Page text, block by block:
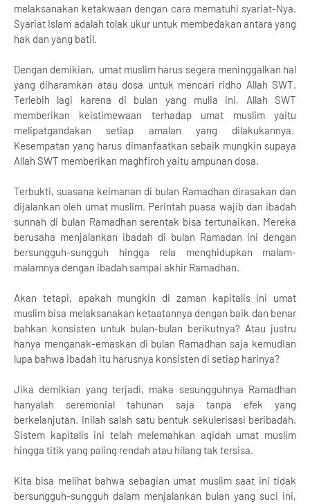
melaksanakan ketakwaan dengan cara mematuhi syariat-Nya.
Syariat Islam adalah tolak ukur untuk membedakan antara yang
hak dan yang batil.
Dengan demikian, umat muslim harus segera meninggalkan hal
yang diharamkan atau dosa untuk mencari ridho Allah SWT.
Terlebih lagi karena di bulan yang mulia ini, Allah SWT
memberikan keistimewaan terhadap umat muslim yaitu
melipatgandakan setiap amalan yang dilakukannya.
Kesempatan yang harus dimanfaatkan sebaik mungkin supaya
Allah SWT memberikan maghfiroh yaitu ampunan dosa.
Terbukti, suasana keimanan di bulan Ramadhan dirasakan dan
dijalankan oleh umat muslim. Perintah puasa wajib dan ibadah
sunnah di bulan Ramadhan serentak bisa tertunaikan. Mereka
berusaha menjalankan ibadah di bulan Ramadan ini dengan
bersungguh-sungguh hingga rela menghidupkan malam-
malamnya dengan ibadah sampai akhir Ramadhan.
Akan tetapi, apakah mungkin di zaman kapitalis ini umat
muslim bisa melaksanakan ketaatannya dengan baik dan benar
bahkan konsisten untuk bulan-bulan berikutnya? Atau justru
hanya menganak-emaskan di bulan Ramadhan saja kemudian
lupa bahwa ibadah itu harusnya konsisten di setiap harinya?
Jika demikian yang terjadi, maka sesungguhnya Ramadhan
hanyalah seremonial tahunan saja tanpa efek yang
berkelanjutan. Inilah salah satu bentuk sekulerisasi beribadah.
Sistem kapitalis ini telah melemahkan aqidah umat muslim
hingga titik yang paling rendah atau hilang tak tersisa.
Kita bisa melihat bahwa sebagian umat muslim saat ini tidak
bersungguh-sungguh dalam menjalankan bulan yang suci ini,